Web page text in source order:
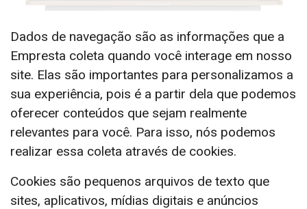
Dados de navegação são as informações que a
Empresta coleta quando você interage em nosso
site. Elas são importantes para personalizamos a
sua experiência, pois é a partir dela que podemos
oferecer conteúdos que sejam realmente
relevantes para você. Para isso, nós podemos
realizar essa coleta através de cookies.
Cookies são pequenos arquivos de texto que
sites, aplicativos, mídias digitais e anúncios